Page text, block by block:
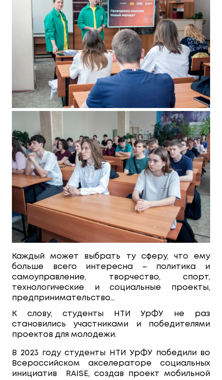
Каждый может выбрать ту сферу, что ему
больше всего интересна – политика и
самоуправление, творчество, спорт,
технологические и социальные проекты,
предпринимательство…
К слову, студенты НТИ УрФУ не раз
становились участниками и победителями
проектов для молодежи.
В 2023 году студенты НТИ УрФУ победили во
Всероссийском акселераторе социальных
инициатив RAISE, создав проект мобильной